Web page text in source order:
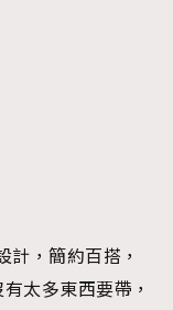
計，簡約百搭，
太多東西要帶，